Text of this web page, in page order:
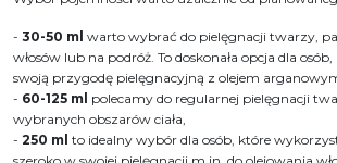
- 30-50 ml warto wybrać do pielęgnacji twarzy,
włosów lub na podróż. To doskonała opcja dla
swoją przygodę pielęgnacyjną z olejem
- 60-125 ml polecamy do regularnej pielęgnacji
wybranych obszarów ciała,
- 250 ml to idealny wybór dla osób, które